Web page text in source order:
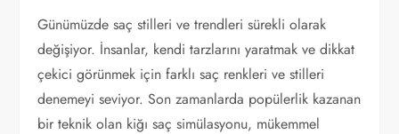
Günümüzde saç stilleri ve trendleri sürekli olarak
değişiyor. İnsanlar, kendi tarzlarını yaratmak ve dikkat
çekici görünmek için farklı saç renkleri ve stilleri
denemeyi seviyor. Son zamanlarda popülerlik kazanan
bir teknik olan kiğı saç simülasyonu, mükemmel